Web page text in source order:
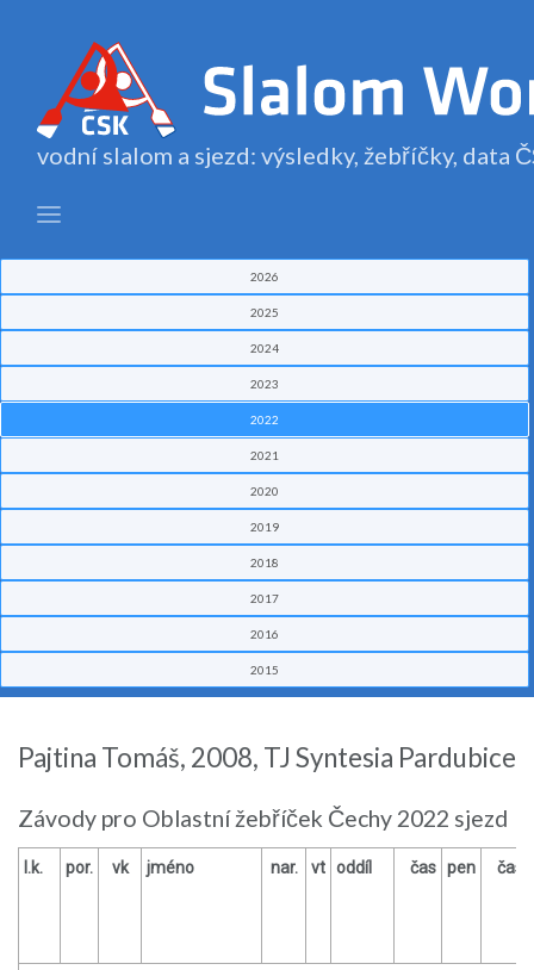
vodní slalom a sjezd: výsledky, žebříčky, data
2026
2025
2024
2023
2022
2021
2020
2019
2018
2017
2016
2015
Pajtina Tomáš, 2008, TJ Syntesia Pardubice
Závody pro Oblastní žebříček Čechy 2022 sjezd
l.k. por. vk jméno nar. vt oddíl čas pen čas